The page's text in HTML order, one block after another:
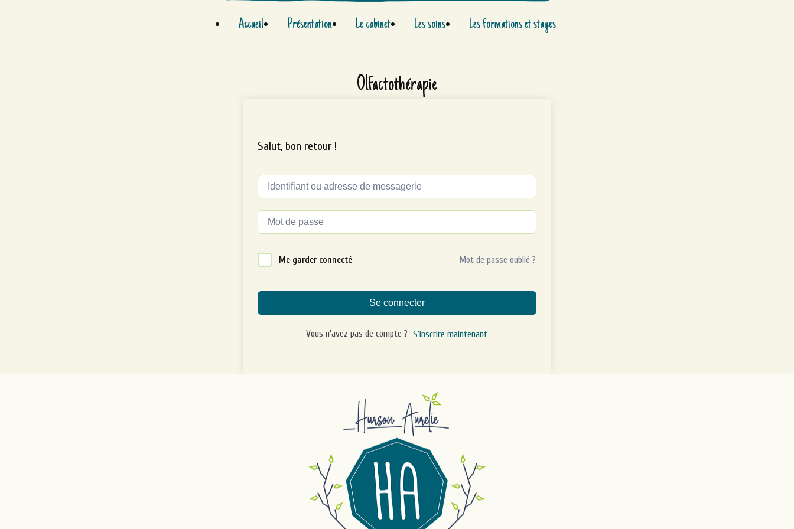
Accueil Présentation Le cabinet Les soins Les formations et stages
Olfactothérapie
Salut, bon retour !
Alternative:Me garder connecté Mot de passe oublié ?
Se connecter
Vous n’avez pas de compte ? S’inscrire maintenant